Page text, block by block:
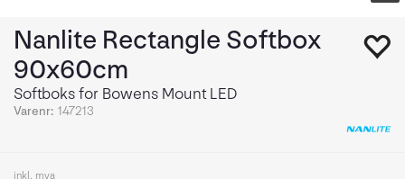
Nanlite Rectangle Softbox
90x60cm
Softboks for Bowens Mount LED
Varenr: 147213
inkl. mva